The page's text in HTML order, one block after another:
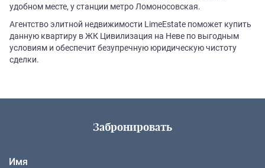
удобном месте, у станции метро Ломоносовская.
Агентство элитной недвижимости LimeEstate поможет купить
данную квартиру в ЖК Цивилизация на Неве по выгодным
условиям и обеспечит безупречную юридическую чистоту
сделки.
Забронировать
Имя